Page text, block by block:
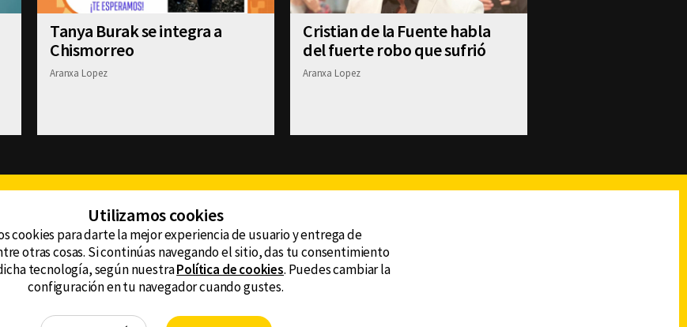
Tanya Burak se integra a
Chismorreo
Aranxa Lopez
Cristian de la Fuente habla
del fuerte robo que sufrió
Aranxa Lopez
CONTACTO
AVISO DE PRIVACIDAD
AVISO LEGAL
DEFENSORÍA DE LAS AUDIENCIAS
Utilizamos cookies
cookies para darte la mejor experiencia de usuario y entrega de
otras cosas. Si continúas navegando el sitio, das tu consentimiento
tecnología, según nuestraPolítica de cookies. Puedes cambiar la
configuración en tu navegador cuando gustes.